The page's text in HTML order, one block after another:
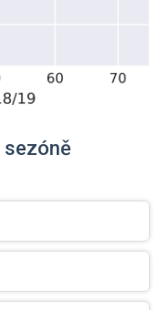
sezóně